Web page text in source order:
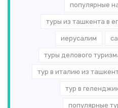
популярные
туры из ташкента в
иерусалим
туры делового
тур в италию из
тур в
популярные